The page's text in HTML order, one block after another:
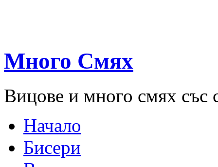
Много Смях
Вицове и много смях със
Начало
Бисери